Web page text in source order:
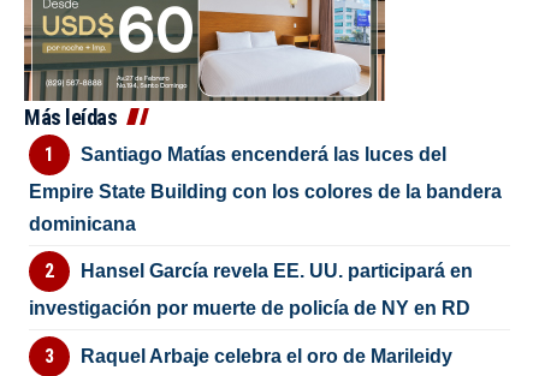
Más leídas
Santiago Matías encenderá las luces del
Empire State Building con los colores de la bandera
dominicana
Hansel García revela EE. UU. participará en
investigación por muerte de policía de NY en RD
Raquel Arbaje celebra el oro de Marileidy